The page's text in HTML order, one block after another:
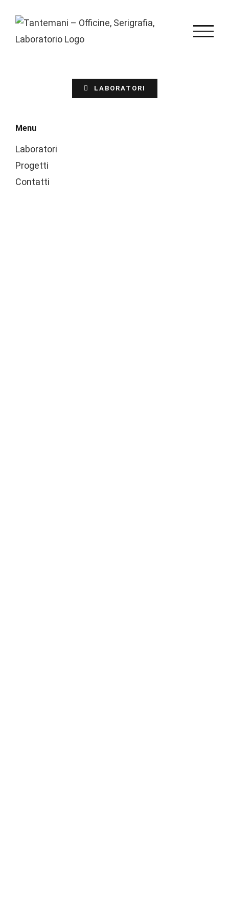
contenuto
LABORATORI
Menu
Laboratori
Progetti
Contatti